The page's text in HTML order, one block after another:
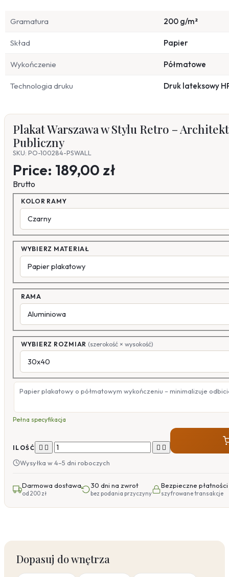
Gramatura 200 g/m²
Skład Papier
Wykończenie Półmatowe
Technologia druku Druk lateksowy
Plakat Warszawa w Stylu Retro –
Publiczny
SKU: PO-100284-PSWALL
Price: 189,00 zł
Brutto
KOLOR RAMY
WYBIERZ MATERIAŁ
RAMA
WYBIERZ ROZMIAR (szerokość × wysokość)
Papier plakatowy o półmatowym wykończeniu – minimalizuje
Pełna specyfikacja
ILOŚĆ    
Wysyłka w 4–5 dni roboczych
Darmowa dostawa
od 200 zł
30 dni na zwrot
bez podania przyczyny
Bezpieczne płatności
szyfrowane transakcje
Dopasuj do wnętrza